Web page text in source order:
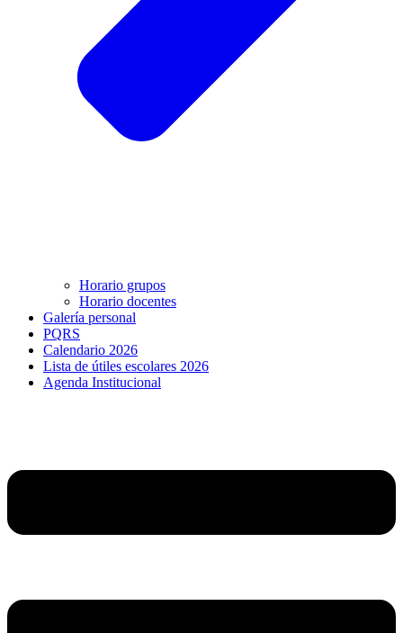
Horario grupos
Horario docentes
Galería personal
PQRS
Calendario 2026
Lista de útiles escolares 2026
Agenda Institucional